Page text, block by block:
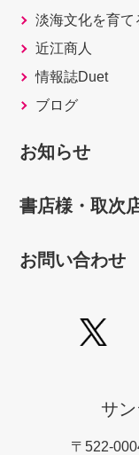
淡海文化を育て
近江商人
情報誌Duet
ブログ
お知らせ
書店様・取次
お問い合わせ
サ
〒522-